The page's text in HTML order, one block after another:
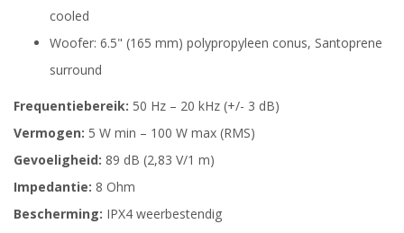
cooled
Woofer: 6.5" (165 mm) polypropyleen conus, Santoprene
surround
Frequentiebereik: 50 Hz – 20 kHz (+/- 3 dB)
Vermogen: 5 W min – 100 W max (RMS)
Gevoeligheid: 89 dB (2,83 V/1 m)
Impedantie: 8 Ohm
Bescherming: IPX4 weerbestendig